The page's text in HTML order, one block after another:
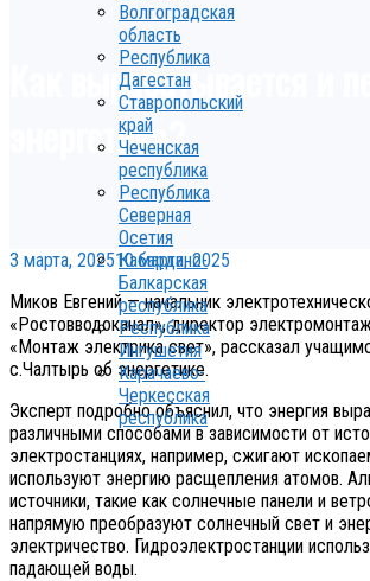
Волгоградская
область
Республика
Дагестан
Ставропольский
край
Чеченская
республика
Республика
Северная
Осетия
Кабардино-
Балкарская
республика
Республика
Ингушетия
Карачаево-
Черкесская
республика
Как вырабатывается и
энергетика?
3 марта, 202510 марта, 2025
Миков Евгений — начальник
«Ростовводоканал», директор
«Монтаж электрика свет», рассказал
с.Чалтырь об энергетике.
Эксперт подробно объяснил, что энергия
различными способами в зависимости от
электростанциях, например, сжигают
используют энергию расщепления атомов.
источники, такие как солнечные панели и
напрямую преобразуют солнечный свет и
электричество. Гидроэлектростанции
падающей воды.